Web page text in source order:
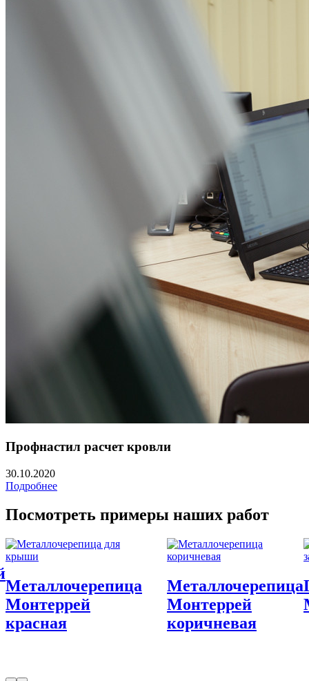
Профнастил расчет кровли
30.10.2020
Подробнее
Посмотреть примеры наших работ
Металлочерепица
Монтеррей
коричневая